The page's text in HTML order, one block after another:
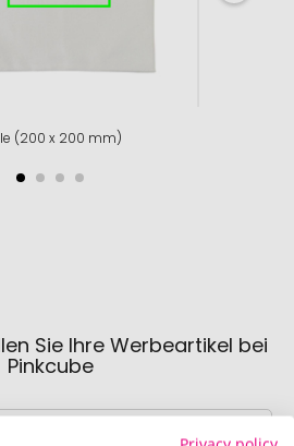
(200 x 200 mm)
Sie Ihre Werbeartikel bei
Pinkcube